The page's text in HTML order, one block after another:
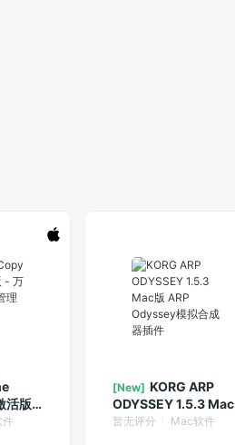
活版 -
理器
[New] KORG ARP
ODYSSEY 1.5.3 Mac
版 ARP Odyssey模拟
暂无评分 Mac软件